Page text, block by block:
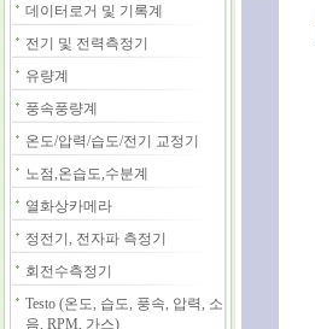
데이터로거 및 기록계
전기 및 전력측정기
유량계
풍속풍량계
온도/압력/습도/전기 교정기
노점,온습도,수분계
열화상카메라
정전기, 전자파 측정기
회전수측정기
Testo (온도, 습도, 풍속, 압력, 소
음, RPM, 가스)